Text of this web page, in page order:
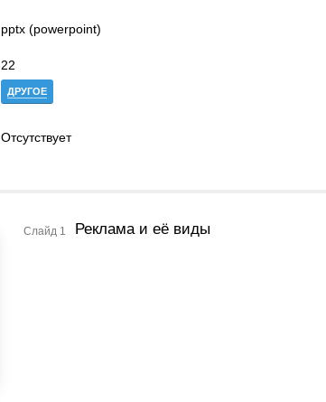
pptx (powerpoint)
22
ДРУГОЕ
Отсутствует
Слайд 1 Реклама и её виды